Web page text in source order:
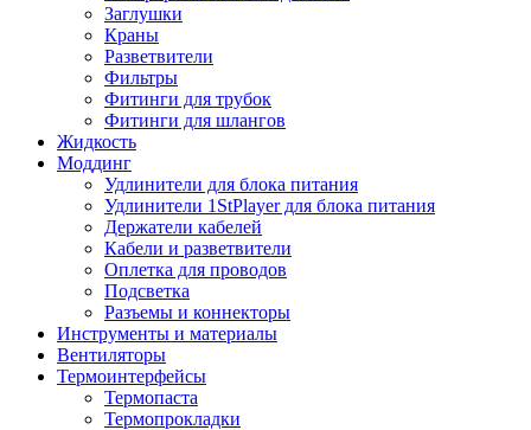
Заглушки
Краны
Разветвители
Фильтры
Фитинги для трубок
Фитинги для шлангов
Жидкость
Моддинг
Удлинители для блока питания
Удлинители 1StPlayer для блока питания
Держатели кабелей
Кабели и разветвители
Оплетка для проводов
Подсветка
Разъемы и коннекторы
Инструменты и материалы
Вентиляторы
Термоинтерфейсы
Термопаста
Термопрокладки